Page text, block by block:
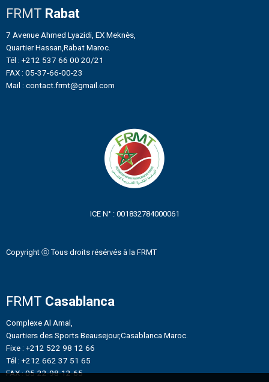
FRMT Rabat
7 Avenue Ahmed Lyazidi, EX Meknès,
Quartier Hassan,Rabat Maroc.
Tél : +212 537 66 00 20/21
FAX : 05-37-66-00-23
Mail : contact.frmt@gmail.com
ICE N° : 001832784000061
Copyright ⓒ Tous droits résérvés à la FRMT
FRMT Casablanca
Complexe Al Amal,
Quartiers des Sports Beausejour,Casablanca Maroc.
Fixe : +212 522 98 12 66
Tél : +212 662 37 51 65
FAX : 05-22-98-12-65